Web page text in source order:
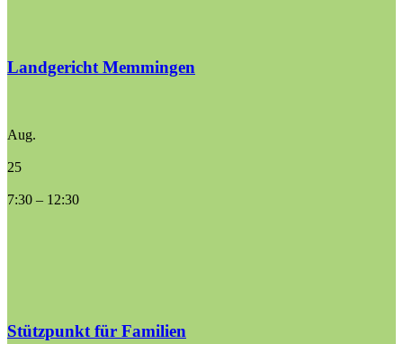
Landgericht Memmingen
Aug.
25
7:30 – 12:30
Stützpunkt für Familien